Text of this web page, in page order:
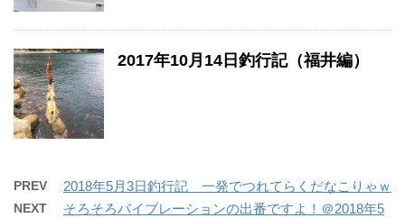
2017年10月14日釣行記（福井編）
PREV 2018年5月3日釣行記 一発でつれてらくだなこりゃｗ
NEXT
そろそろバイブレーションの出番ですよ！＠2018年5